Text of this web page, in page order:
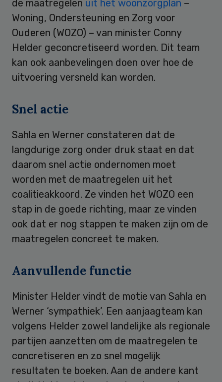
de maatregelen uit het woonzorgplan –
Woning, Ondersteuning en Zorg voor
Ouderen (WOZO) – van minister Conny
Helder geconcretiseerd worden. Dit team
kan ook aanbevelingen doen over hoe de
uitvoering versneld kan worden.
Snel actie
Sahla en Werner constateren dat de
langdurige zorg onder druk staat en dat
daarom snel actie ondernomen moet
worden met de maatregelen uit het
coalitieakkoord. Ze vinden het WOZO een
stap in de goede richting, maar ze vinden
ook dat er nog stappen te maken zijn om de
maatregelen concreet te maken.
Aanvullende functie
Minister Helder vindt de motie van Sahla en
Werner ‘sympathiek’. Een aanjaagteam kan
volgens Helder zowel landelijke als regionale
partijen aanzetten om de maatregelen te
concretiseren en zo snel mogelijk
resultaten te boeken. Aan de andere kant